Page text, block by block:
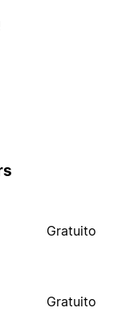
Gratuito
Gratuito